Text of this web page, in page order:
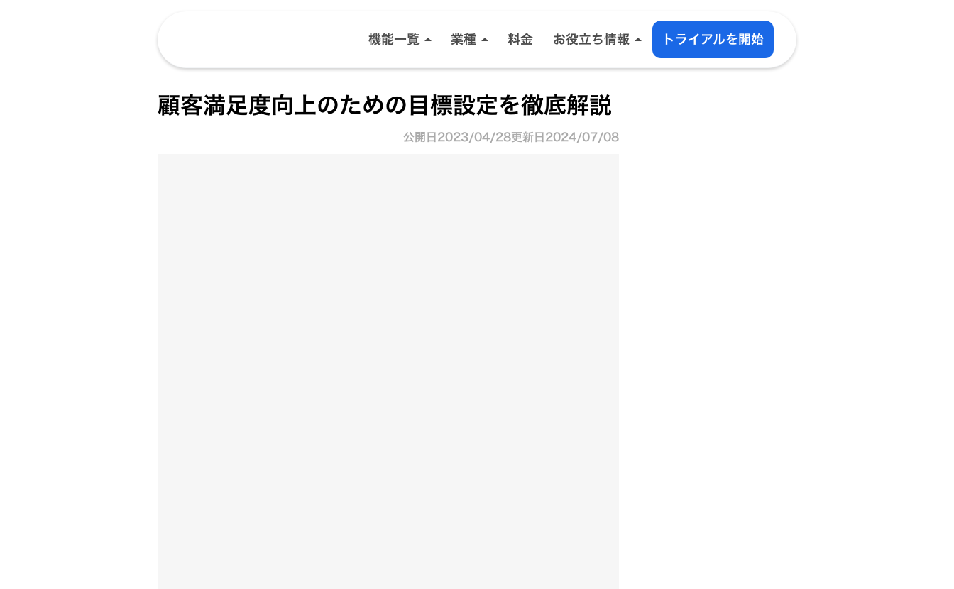
機能一覧 arrow_drop_up
スケジュール管理 顧客管理
見積・請求書管理 スタッフ管理
業種 arrow_drop_up
水道修理 害虫駆除
料金 お役立ち情報 arrow_drop_up
センキャクアカデミー
ビフォーアフター画像ジェネレーター
トライアルを開始
顧客満足度向上のための目標設定を徹底解説
公開日2023/04/28更新日2024/07/08